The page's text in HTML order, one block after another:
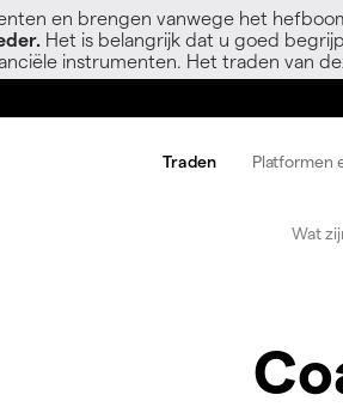
en brengen vanwege het
Het is belangrijk dat u goed
instrumenten. Het traden van
Traden Platformen
Wat